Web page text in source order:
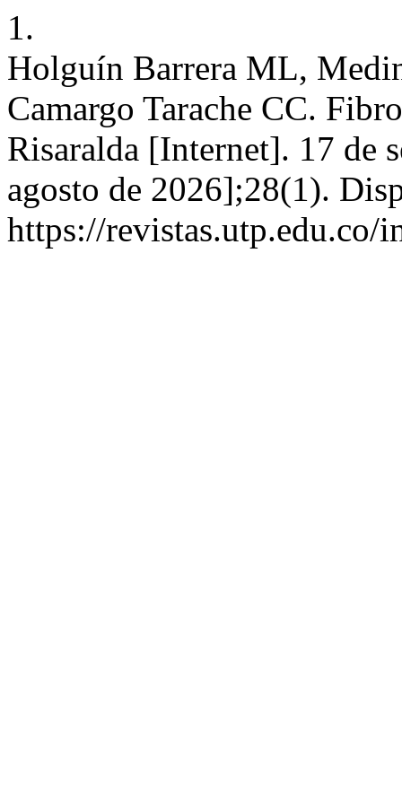
1.
Holguín Barrera ML,
Camargo Tarache CC.
Risaralda [Internet]. 17 de
agosto de 2026];28(1).
https://revistas.utp.edu.co/